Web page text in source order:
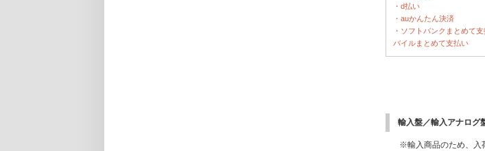
・d払い
・auかんたん決済
・ソフトバンクまとめて
バイルまとめて支払い
輸入盤／輸入アナログ
※輸入商品のため、入